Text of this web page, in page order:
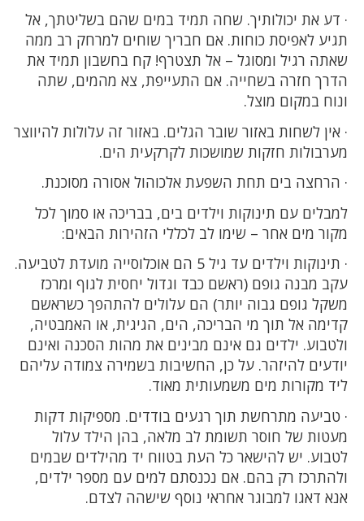
· דע את יכולותיך. שחה תמיד במים שהם בשליטתך, אל
תגיע לאפיסת כוחות. אם חבריך שוחים למרחק רב ממה
שאתה רגיל ומסוגל – אל תצטרף! קח בחשבון תמיד את
הדרך חזרה בשחייה. אם התעייפת, צא מהמים, שתה
ונוח במקום מוצל.
· אין לשחות באזור שובר הגלים. באזור זה עלולות להיווצר
מערבולות חזקות שמושכות לקרקעית הים.
· הרחצה בים תחת השפעת אלכוהול אסורה מסוכנת.
למבלים עם תינוקות וילדים בים, בבריכה או סמוך לכל
מקור מים אחר – שימו לב לכללי הזהירות הבאים:
· תינוקות וילדים עד גיל 5 הם אוכלוסייה מועדת לטביעה.
עקב מבנה גופם (ראשם כבד וגדול יחסית לגוף ומרכז
משקל גופם גבוה יותר) הם עלולים להתהפך כשראשם
קדימה אל תוך מי הבריכה, הים, הגיגית, או האמבטיה,
ולטבוע. ילדים גם אינם מבינים את מהות הסכנה ואינם
יודעים להיזהר. על כן, החשיבות בשמירה צמודה עליהם
ליד מקורות מים משמעותית מאוד.
· טביעה מתרחשת תוך רגעים בודדים. מספיקות דקות
מעטות של חוסר תשומת לב מלאה, בהן הילד עלול
לטבוע. יש להישאר כל העת בטווח יד מהילדים שבמים
ולהתרכז רק בהם. אם נכנסתם למים עם מספר ילדים,
אנא דאגו למבוגר אחראי נוסף שישהה לצדם.